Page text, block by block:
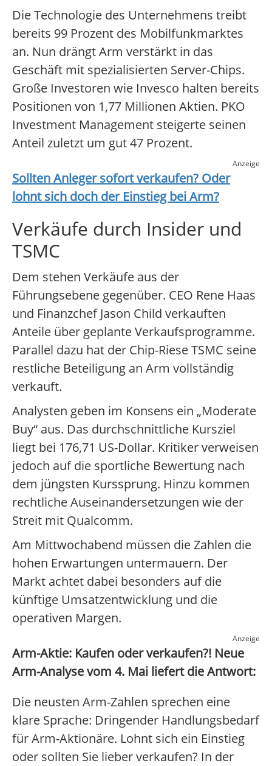
Die Technologie des Unternehmens treibt
bereits 99 Prozent des Mobilfunkmarktes
an. Nun drängt Arm verstärkt in das
Geschäft mit spezialisierten Server-Chips.
Große Investoren wie Invesco halten bereits
Positionen von 1,77 Millionen Aktien. PKO
Investment Management steigerte seinen
Anteil zuletzt um gut 47 Prozent.
Anzeige
Sollten Anleger sofort verkaufen? Oder
lohnt sich doch der Einstieg beiArm?
Verkäufe durch Insider und
TSMC
Dem stehen Verkäufe aus der
Führungsebene gegenüber. CEO Rene Haas
und Finanzchef Jason Child verkauften
Anteile über geplante Verkaufsprogramme.
Parallel dazu hat der Chip-Riese TSMC seine
restliche Beteiligung an Arm vollständig
verkauft.
Analysten geben im Konsens ein „Moderate
Buy“ aus. Das durchschnittliche Kursziel
liegt bei 176,71 US-Dollar. Kritiker verweisen
jedoch auf die sportliche Bewertung nach
dem jüngsten Kurssprung. Hinzu kommen
rechtliche Auseinandersetzungen wie der
Streit mit Qualcomm.
Am Mittwochabend müssen die Zahlen die
hohen Erwartungen untermauern. Der
Markt achtet dabei besonders auf die
künftige Umsatzentwicklung und die
operativen Margen.
Anzeige
Arm-Aktie: Kaufen oder verkaufen?! Neue
Arm-Analyse vom 4. Mai liefert die Antwort:
Die neusten Arm-Zahlen sprechen eine
klare Sprache: Dringender Handlungsbedarf
für Arm-Aktionäre. Lohnt sich ein Einstieg
oder sollten Sie lieber verkaufen? In der